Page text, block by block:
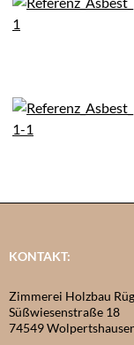
KONTAKT:
Zimmerei Holzbau
Süßwiesenstraße 18
74549